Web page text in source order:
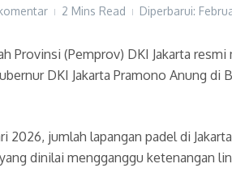
2 Mins Read Diperbarui:
Provinsi (Pemprov) DKI Jakarta
DKI Jakarta Pramono Anung
2026, jumlah lapangan padel di
dinilai mengganggu ketenangan